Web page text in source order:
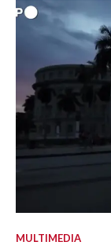
MULTIMEDIA